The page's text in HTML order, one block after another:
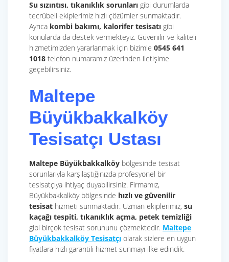
Su sızıntısı, tıkanıklık sorunları gibi durumlarda
tecrübeli ekiplerimiz hızlı çözümler sunmaktadır.
Ayrıca kombi bakımı, kalorifer tesisatı gibi
konularda da destek vermekteyiz. Güvenilir ve kaliteli
hizmetimizden yararlanmak için bizimle 0545 641
1018 telefon numaramız üzerinden iletişime
geçebilirsiniz.
Maltepe
Büyükbakkalköy
Tesisatçı Ustası
Maltepe Büyükbakkalköy bölgesinde tesisat
sorunlarıyla karşılaştığınızda profesyonel bir
tesisatçıya ihtiyaç duyabilirsiniz. Firmamız,
Büyükbakkalköy bölgesinde hızlı ve güvenilir
tesisat hizmeti sunmaktadır. Uzman ekiplerimiz, su
kaçağı tespiti, tıkanıklık açma, petek temizliği
gibi birçok tesisat sorununu çözmektedir. Maltepe
Büyükbakkalköy Tesisatçı olarak sizlere en uygun
fiyatlara hızlı garantili hizmet sunmayı ilke edindik.